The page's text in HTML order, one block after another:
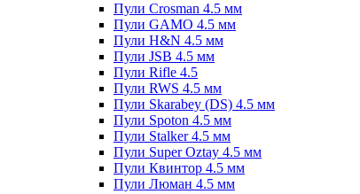
Пули Crosman 4.5 мм
Пули GAMO 4.5 мм
Пули H&N 4.5 мм
Пули JSB 4.5 мм
Пули Rifle 4.5
Пули RWS 4.5 мм
Пули Skarabey (DS) 4.5 мм
Пули Spoton 4.5 мм
Пули Stalker 4.5 мм
Пули Super Oztay 4.5 мм
Пули Квинтор 4.5 мм
Пули Люман 4.5 мм